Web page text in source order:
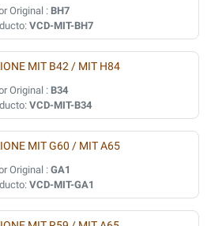
Original : BH7
VCD-MIT-BH7
MIT B42 / MIT H84
Original : B34
VCD-MIT-B34
MIT G60 / MIT A65
Original :GA1
VCD-MIT-GA1